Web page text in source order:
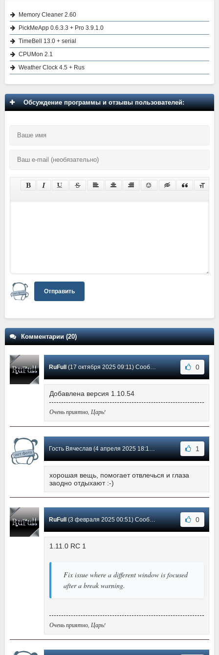
Memory Cleaner 2.60
PickMeApp 0.6.3.3 + Pro 3.9.1.0
TimeBell 13.0 + serial
CPUMon 2.1
Weather Clock 4.5 + Rus
Обсуждение программы и отзывы пользователей:
Отправить
Комментарии (20)
RuFull (17 октября 2025 09:11) Сообщение #20 0
Добавлена версия 1.10.54
Очень приятно, Царь!
Гость Вячеслав (4 апреля 2025 18:17) Сообщение #19 1
хорошая вещь, помогает отвлечься и глаза
заодно отдыхают :-)
RuFull (3 февраля 2025 00:51) Сообщение #18 0
1.11.0 RC 1
Fix issue where a different window is focused
after a break warning.
Очень приятно, Царь!